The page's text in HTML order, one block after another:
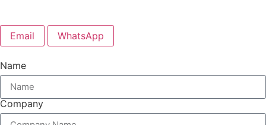
Email WhatsApp
Name
Company